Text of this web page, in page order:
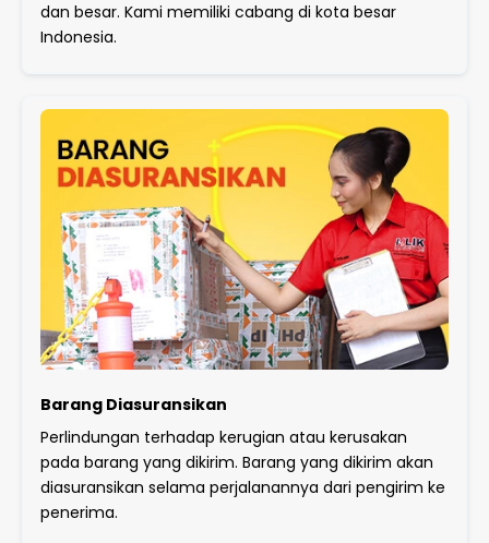
dan besar. Kami memiliki cabang di kota besar
Indonesia.
Barang Diasuransikan
Perlindungan terhadap kerugian atau kerusakan
pada barang yang dikirim. Barang yang dikirim akan
diasuransikan selama perjalanannya dari pengirim ke
penerima.